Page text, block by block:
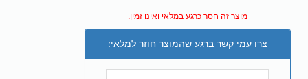
מוצר זה חסר כרגע במלאי ואינו זמין.
צרו עמי קשר ברגע שהמוצר חוזר למלאי: